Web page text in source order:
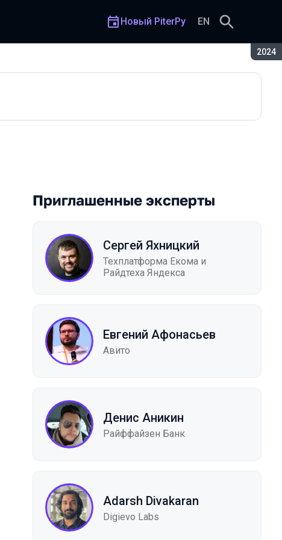
2024
Новый PiterPy EN
Приглашенные эксперты
Сергей Яхницкий
Техплатформа Екома и
Райдтеха Яндекса
Евгений Афонасьев
Авито
Денис Аникин
Райффайзен Банк
Adarsh Divakaran
Digievo Labs